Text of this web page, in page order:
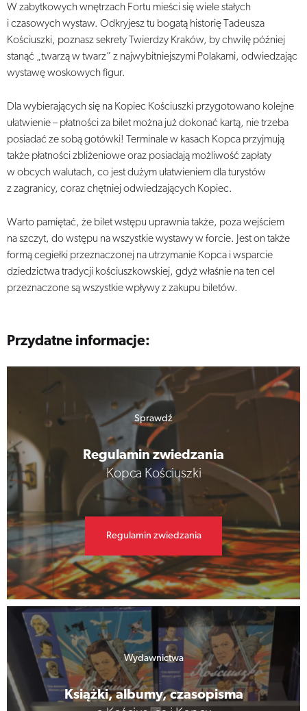
W zabytkowych wnętrzach Fortu mieści się wiele stałych
i czasowych wystaw. Odkryjesz tu bogatą historię Tadeusza
Kościuszki, poznasz sekrety Twierdzy Kraków, by chwilę później
stanąć „twarzą w twarz” z najwybitniejszymi Polakami, odwiedzając
wystawę woskowych figur.
Dla wybierających się na Kopiec Kościuszki przygotowano kolejne
ułatwienie – płatności za bilet można już dokonać kartą, nie trzeba
posiadać ze sobą gotówki! Terminale w kasach Kopca przyjmują
także płatności zbliżeniowe oraz posiadają możliwość zapłaty
w obcych walutach, co jest dużym ułatwieniem dla turystów
z zagranicy, coraz chętniej odwiedzających Kopiec.
Warto pamiętać, że bilet wstępu uprawnia także, poza wejściem
na szczyt, do wstępu na wszystkie wystawy w forcie. Jest on także
formą cegiełki przeznaczonej na utrzymanie Kopca i wsparcie
dziedzictwa tradycji kościuszkowskiej, gdyż właśnie na ten cel
przeznaczone są wszystkie wpływy z zakupu biletów.
Przydatne informacje:
Sprawdź
Regulamin zwiedzania
Kopca Kościuszki
Regulamin zwiedzania
Wydawnictwa
Książki, albumy, czasopisma